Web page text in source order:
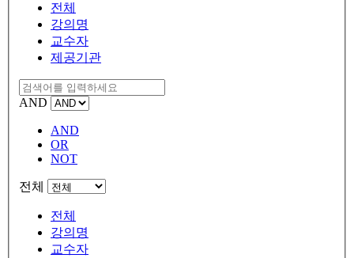
전체
강의명
교수자
제공기관
AND
AND
OR
NOT
전체
전체
강의명
교수자